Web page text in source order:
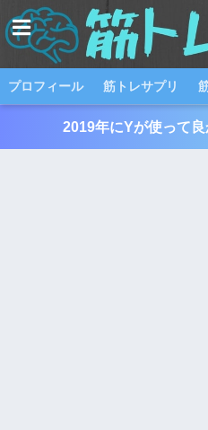
プロフィール 筋トレサプリ
2019年にYが使って